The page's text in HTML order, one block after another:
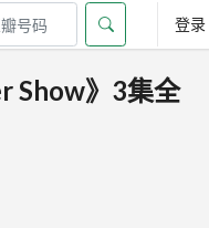
登录
Show》3集全